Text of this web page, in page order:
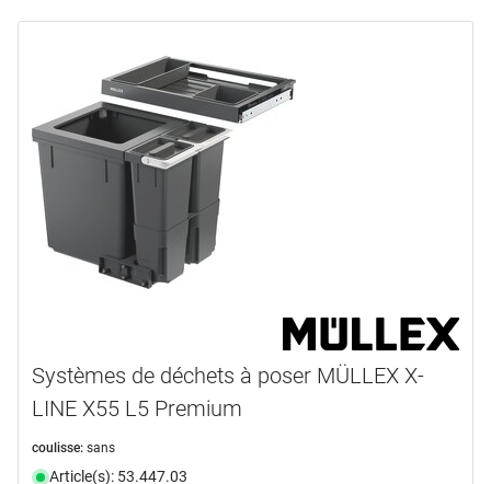
Systèmes de déchets à poser MÜLLEX X-
LINE X55 L5 Premium
coulisse: sans
Article(s): 53.447.03